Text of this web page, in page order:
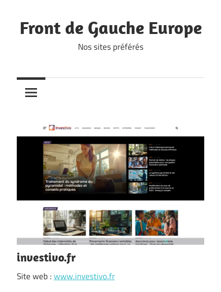
to
content
Front de Gauche Europe
Nos sites préférés
investivo.fr
Site web :www.investivo.fr